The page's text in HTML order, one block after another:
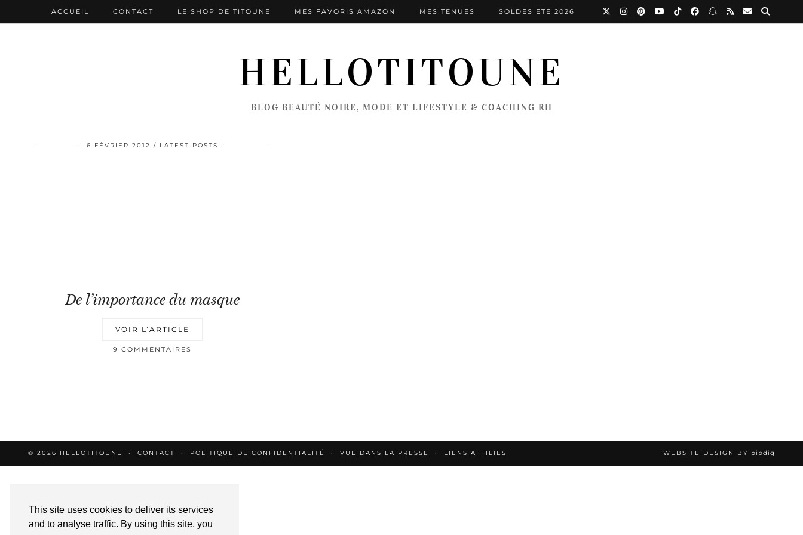
This site uses cookies to deliver its services
and to analyse traffic. By using this site, you
HELLOTITOUNE
BLOG BEAUTÉ NOIRE, MODE ET LIFESTYLE & COACHING RH
ACCUEIL CONTACT LE SHOP DE TITOUNE MES FAVORIS AMAZON MES TENUES SOLDES ETE 2026
6 FÉVRIER 2012 LATEST POSTS
De l’importance du masque
VOIR L’ARTICLE
9 COMMENTAIRES
© 2026 HELLOTITOUNE CONTACT POLITIQUE DE CONFIDENTIALITÉ VUE DANS LA PRESSE LIENS AFFILIES WEBSITE DESIGN BY pipdig